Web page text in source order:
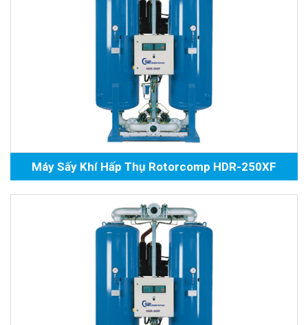
Máy Sấy Khí Hấp Thụ Rotorcomp HDR-250XF